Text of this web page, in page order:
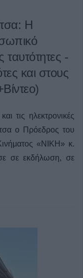
Η
ταυτότητες -
και στους
τις ηλεκτρονικές
ο Πρόεδρος του
«ΝΙΚΗ» κ.
σε εκδήλωση, σε